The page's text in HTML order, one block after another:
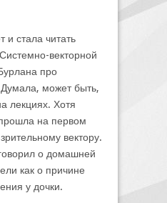
и стала читать
векторной
про
может быть,
лекциях. Хотя
на первом
вектору.
о домашней
как о причине
у дочки.